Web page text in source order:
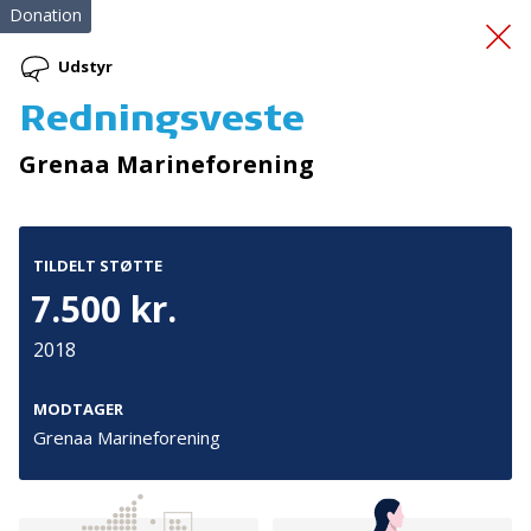
Fælles Fokus Giver
Donation
Udstyr
Redningsveste
Grenaa Marineforening
TILDELT STØTTE
7.500 kr.
2018
MODTAGER
Grenaa Marineforening
Tilmeld nyhedsbrev
De seneste nyheder om TrygFondens og TryghedsGruppens
aktiviteter direkte i din indbakke.